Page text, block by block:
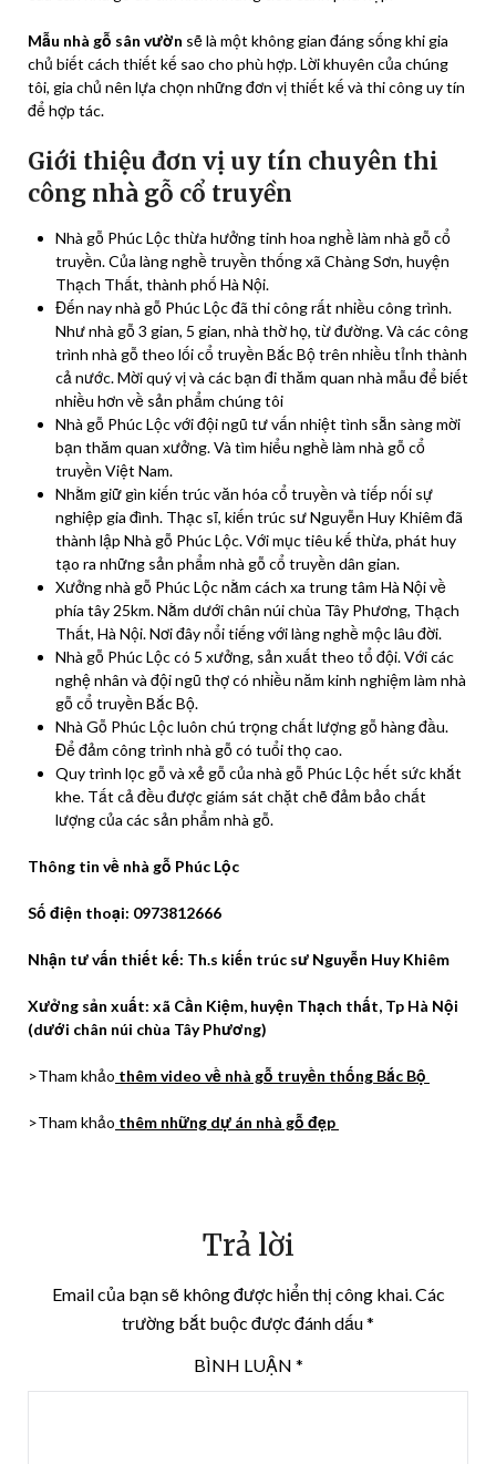
Mẫu nhà gỗ sân vườn sẽ là một không gian đáng sống khi gia
chủ biết cách thiết kế sao cho phù hợp. Lời khuyên của chúng
tôi, gia chủ nên lựa chọn những đơn vị thiết kế và thi công uy tín
để hợp tác.
Giới thiệu đơn vị uy tín chuyên thi
công nhà gỗ cổ truyền
Nhà gỗ Phúc Lộc thừa hưởng tinh hoa nghề làm nhà gỗ cổ
truyền. Của làng nghề truyền thống xã Chàng Sơn, huyện
Thạch Thất, thành phố Hà Nội.
Đến nay nhà gỗ Phúc Lộc đã thi công rất nhiều công trình.
Như nhà gỗ 3 gian, 5 gian, nhà thờ họ, từ đường. Và các công
trình nhà gỗ theo lối cổ truyền Bắc Bộ trên nhiều tỉnh thành
cả nước. Mời quý vị và các bạn đi thăm quan nhà mẫu để biết
nhiều hơn về sản phẩm chúng tôi
Nhà gỗ Phúc Lộc với đội ngũ tư vấn nhiệt tình sẵn sàng mời
bạn thăm quan xưởng. Và tìm hiểu nghề làm nhà gỗ cổ
truyền Việt Nam.
Nhằm giữ gìn kiến trúc văn hóa cổ truyền và tiếp nối sự
nghiệp gia đình. Thạc sĩ, kiến trúc sư Nguyễn Huy Khiêm đã
thành lập Nhà gỗ Phúc Lộc. Với mục tiêu kế thừa, phát huy
tạo ra những sản phẩm nhà gỗ cổ truyền dân gian.
Xưởng nhà gỗ Phúc Lộc nằm cách xa trung tâm Hà Nội về
phía tây 25km. Nằm dưới chân núi chùa Tây Phương, Thạch
Thất, Hà Nội. Nơi đây nổi tiếng với làng nghề mộc lâu đời.
Nhà gỗ Phúc Lộc có 5 xưởng, sản xuất theo tổ đội. Với các
nghệ nhân và đội ngũ thợ có nhiều năm kinh nghiệm làm nhà
gỗ cổ truyền Bắc Bộ.
Nhà Gỗ Phúc Lộc luôn chú trọng chất lượng gỗ hàng đầu.
Để đảm công trình nhà gỗ có tuổi thọ cao.
Quy trình lọc gỗ và xẻ gỗ của nhà gỗ Phúc Lộc hết sức khắt
khe. Tất cả đều được giám sát chặt chẽ đảm bảo chất
lượng của các sản phẩm nhà gỗ.
Thông tin về nhà gỗ Phúc Lộc
Số điện thoại: 0973812666
Nhận tư vấn thiết kế: Th.s kiến trúc sư Nguyễn Huy Khiêm
Xưởng sản xuất: xã Cần Kiệm, huyện Thạch thất, Tp Hà Nội
(dưới chân núi chùa Tây Phương)
>Tham khảo thêm video về nhà gỗ truyền thống Bắc Bộ
>Tham khảo thêm những dự án nhà gỗ đẹp
Trả lời
Email của bạn sẽ không được hiển thị công khai. Các
trường bắt buộc được đánh dấu*
BÌNH LUẬN *